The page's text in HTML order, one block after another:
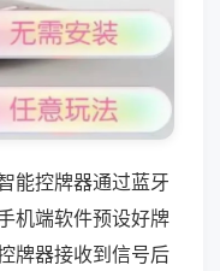
能控牌器通过蓝牙
机端软件预设好牌
牌器接收到信号后